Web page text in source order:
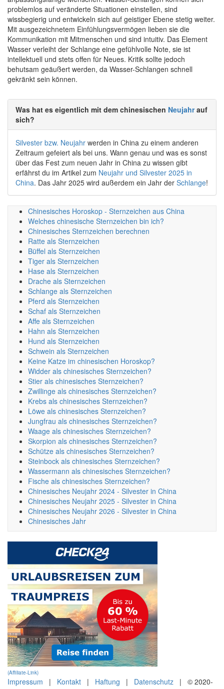
problemlos auf veränderte Situationen einstellen, sind
wissbegierig und entwickeln sich auf geistiger Ebene stetig weiter.
Mit ausgezeichnetem Einfühlungsvermögen lieben sie die
Kommunikation mit Mitmenschen und sind intuitiv. Das Element
Wasser verleiht der Schlange eine gefühlvolle Note, sie ist
intellektuell und stets offen für Neues. Kritik sollte jedoch
behutsam geäußert werden, da Wasser-Schlangen schnell
gekränkt sein können.
Was hat es eigentlich mit dem chinesischen Neujahrauf
sich?
Silvester bzw. Neujahr werden in China zu einem anderen
Zeitraum gefeiert als bei uns. Wann genau und was es sonst
über das Fest zum neuen Jahr in China zu wissen gibt
erfährst du im Artikel zum Neujahr und Silvester 2025 in
China. Das Jahr 2025 wird außerdem ein Jahr der Schlange!
Chinesisches Horoskop - Sternzeichen aus China
Welches chinesische Sternzeichen bin ich?
Chinesisches Sternzeichen berechnen
Ratte als Sternzeichen
Büffel als Sternzeichen
Tiger als Sternzeichen
Hase als Sternzeichen
Drache als Sternzeichen
Schlange als Sternzeichen
Pferd als Sternzeichen
Schaf als Sternzeichen
Affe als Sternzeichen
Hahn als Sternzeichen
Hund als Sternzeichen
Schwein als Sternzeichen
Keine Katze im chinesischen Horoskop?
Widder als chinesisches Sternzeichen?
Stier als chinesisches Sternzeichen?
Zwillinge als chinesisches Sternzeichen?
Krebs als chinesisches Sternzeichen?
Löwe als chinesisches Sternzeichen?
Jungfrau als chinesisches Sternzeichen?
Waage als chinesisches Sternzeichen?
Skorpion als chinesisches Sternzeichen?
Schütze als chinesisches Sternzeichen?
Steinbock als chinesisches Sternzeichen?
Wassermann als chinesisches Sternzeichen?
Fische als chinesisches Sternzeichen?
Chinesisches Neujahr 2024 - Silvester in China
Chinesisches Neujahr 2025 - Silvester in China
Chinesisches Neujahr 2026 - Silvester in China
Chinesisches Jahr
(Affiliate-Link)
Impressum | Kontakt | Haftung | Datenschutz | © 2020-